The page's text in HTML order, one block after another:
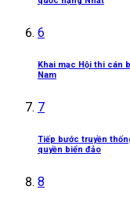
6
Khai mạc Hội thi cán
Nam
7
Tiếp bước truyền
quyền biển đảo
8